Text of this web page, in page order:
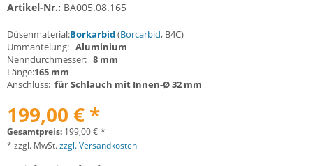
Artikel-Nr.: BA005.08.165
Düsenmaterial:Borkarbid(Borcarbid, B4C)
Ummantelung: Aluminium
Nenndurchmesser: 8 mm
Länge:165 mm
Anschluss: für Schlauch mit Innen-Ø 32 mm
199,00 € *
Gesamtpreis: 199,00€ *
* zzgl. MwSt.zzgl. Versandkosten